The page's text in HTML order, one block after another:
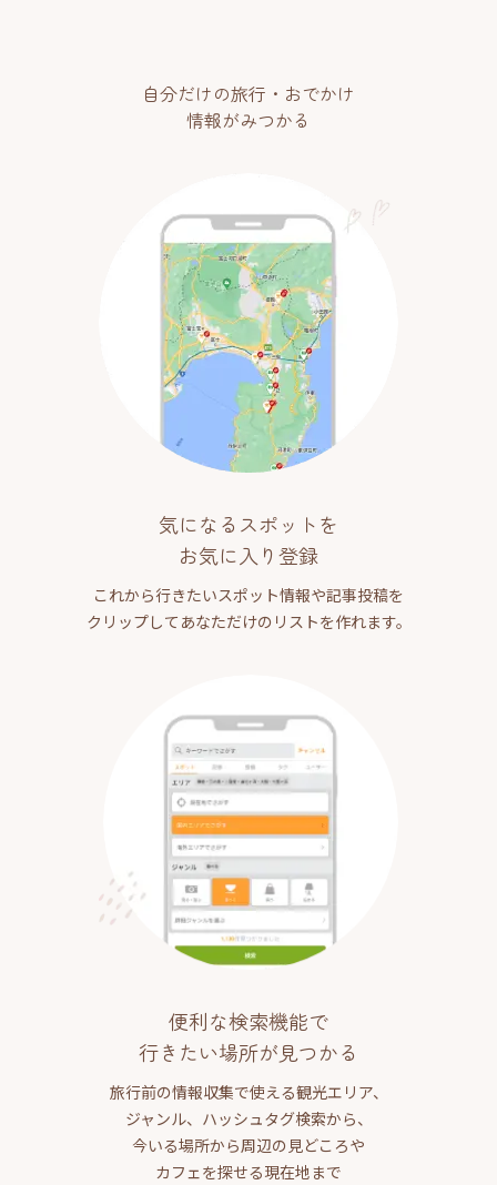
自分だけの旅行・おでかけ
情報がみつかる
気になるスポットを
お気に入り登録
これから行きたいスポット情報や記事投稿を
クリップしてあなただけのリストを作れます。
便利な検索機能で
行きたい場所が見つかる
旅行前の情報収集で使える観光エリア、
ジャンル、ハッシュタグ検索から、
今いる場所から周辺の見どころや
カフェを探せる現在地まで